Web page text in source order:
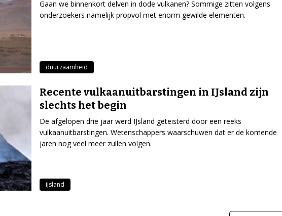
Gaan we binnenkort delven in dode vulkanen? Sommige zitten volgens
onderzoekers namelijk propvol met enorm gewilde elementen.
duurzaamheid
Recente vulkaanuitbarstingen in IJsland zijn
slechts het begin
De afgelopen drie jaar werd IJsland geteisterd door een reeks
vulkaanuitbarstingen. Wetenschappers waarschuwen dat er de komende
jaren nog veel meer zullen volgen.
ijsland